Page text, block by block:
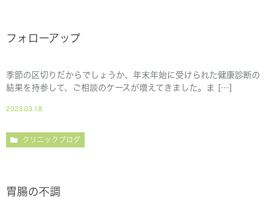
フォローアップ
季節の区切りだからでしょうか、年末年始に受けられた健康診断の
結果を持参して、ご相談のケースが増えてきました。ま […]
2023.03.18
クリニックブログ
胃腸の不調